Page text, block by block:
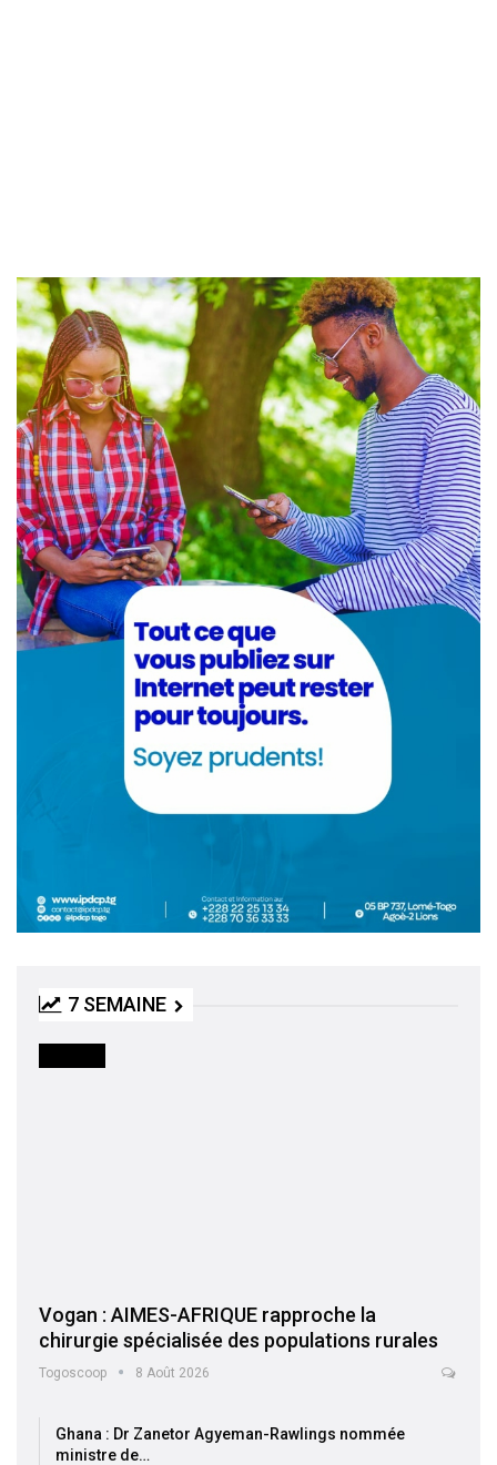
7 SEMAINE
Vogan : AIMES-AFRIQUE rapproche la
chirurgie spécialisée des populations rurales
Togoscoop 8 Août 2026
Ghana : Dr Zanetor Agyeman-Rawlings nommée
ministre de…